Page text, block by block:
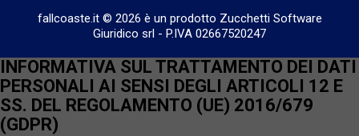
fallcoaste.it © 2026 è un prodotto Zucchetti Software
Giuridico srl - P.IVA 02667520247
INFORMATIVA SUL TRATTAMENTO DEI DATI
PERSONALI AI SENSI DEGLI ARTICOLI 12 E
SS. DEL REGOLAMENTO (UE) 2016/679
(GDPR)